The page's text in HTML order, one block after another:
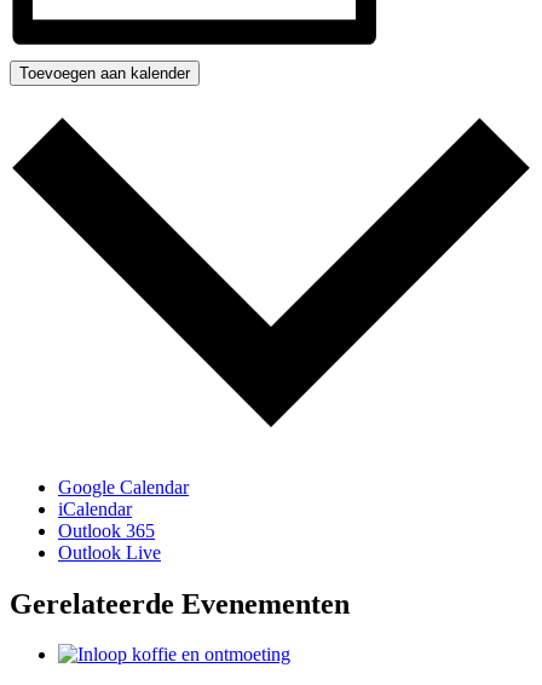
Toevoegen aan kalender
Google Calendar
iCalendar
Outlook 365
Outlook Live
Gerelateerde Evenementen